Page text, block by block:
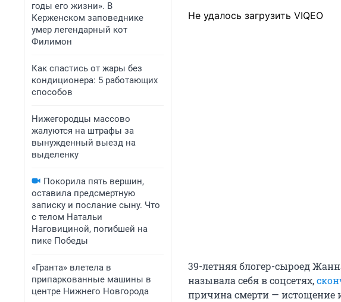
годы его жизни». В
Керженском заповеднике
умер легендарный кот
Филимон
Как спастись от жары без
кондиционера: 5 работающих
способов
Нижегородцы массово
жалуются на штрафы за
вынужденный выезд на
выделенку
Покорила пять вершин,
оставила предсмертную
записку и послание сыну. Что
с телом Натальи
Наговициной, погибшей на
пике Победы
«Гранта» влетела в
припаркованные машины в
центре Нижнего Новгорода
Не удалось загрузить VIQEO
39-летняя блогер-сыроед
называла себя в соцсетях,
причина смерти — истощение